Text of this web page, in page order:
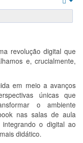
revolução digital que
e, crucialmente,
em meio a avanços
únicas que
o ambiente
nas salas de aula
o digital ao
didático.